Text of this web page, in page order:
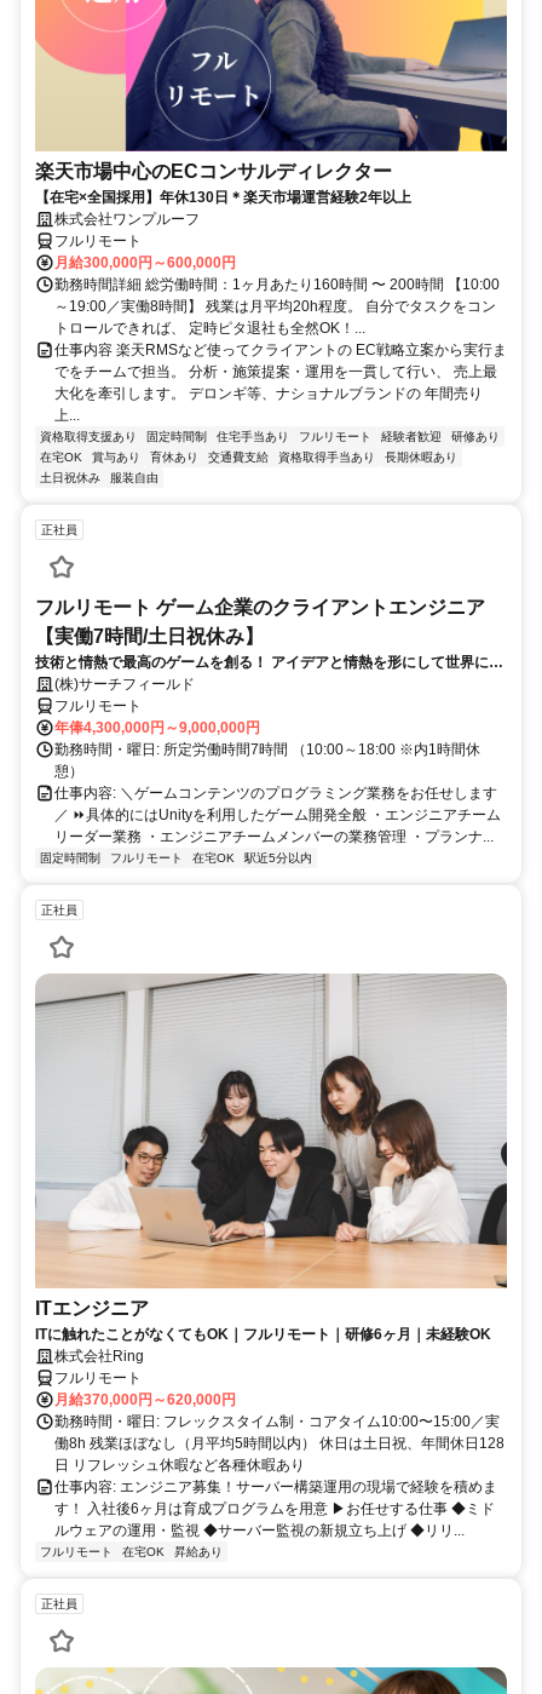
楽天市場中心のECコンサルディレクター
【在宅×全国採用】年休130日＊楽天市場運営経験2年以上
株式会社ワンプルーフ
フルリモート
月給300,000円～600,000円
勤務時間詳細 総労働時間：1ヶ月あたり160時間 〜 200時間 【10:00
～19:00／実働8時間】 残業は月平均20h程度。 自分でタスクをコン
トロールできれば、 定時ピタ退社も全然OK！...
仕事内容 楽天RMSなど使ってクライアントの EC戦略立案から実行ま
でをチームで担当。 分析・施策提案・運用を一貫して行い、 売上最
大化を牽引します。 デロンギ等、ナショナルブランドの 年間売り
上...
資格取得支援あり 固定時間制 住宅手当あり フルリモート 経験者歓迎
研修あり
在宅OK
賞与あり 育休あり 交通費支給 資格取得手当あり
長期休暇あり
土日祝休み
服装自由
正社員
フルリモート ゲーム企業のクライアントエンジニア
【実働7時間/土日祝休み】
技術と情熱で最高のゲームを創る！ アイデアと情熱を形にして世界に送
り出そう！
(株)サーチフィールド
フルリモート
年俸4,300,000円～9,000,000円
勤務時間・曜日: 所定労働時間7時間 （10:00～18:00 ※内1時間休
憩）
仕事内容: ＼ゲームコンテンツのプログラミング業務をお任せします
／ ⏩具体的にはUnityを利用したゲーム開発全般 ・エンジニアチーム
リーダー業務 ・エンジニアチームメンバーの業務管理 ・プランナ...
固定時間制 フルリモート 在宅OK 駅近5分以内
正社員
ITエンジニア
ITに触れたことがなくてもOK｜フルリモート｜研修6ヶ月｜未経験OK
株式会社Ring
フルリモート
月給370,000円～620,000円
勤務時間・曜日: フレックスタイム制・コアタイム10:00〜15:00／実
働8h 残業ほぼなし（月平均5時間以内） 休日は土日祝、年間休日128
日 リフレッシュ休暇など各種休暇あり
仕事内容: エンジニア募集！サーバー構築運用の現場で経験を積めま
す！ 入社後6ヶ月は育成プログラムを用意 ▶お任せする仕事 ◆ミド
ルウェアの運用・監視 ◆サーバー監視の新規立ち上げ ◆リリ...
フルリモート 在宅OK 昇給あり
正社員